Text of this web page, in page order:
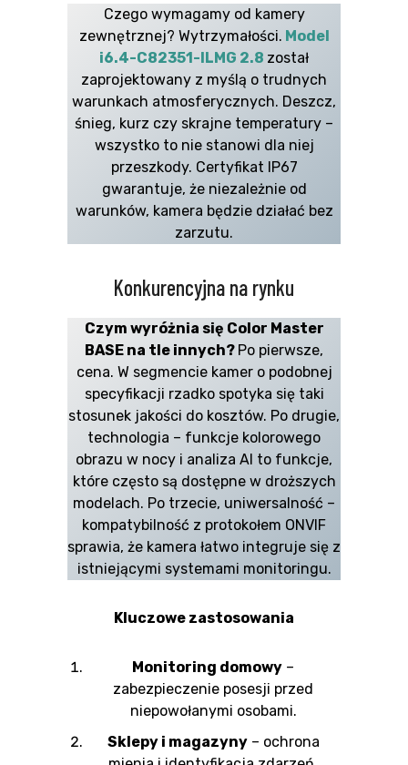
Czego wymagamy od kamery
zewnętrznej? Wytrzymałości. Model
i6.4-C82351-ILMG 2.8 został
zaprojektowany z myślą o trudnych
warunkach atmosferycznych. Deszcz,
śnieg, kurz czy skrajne temperatury –
wszystko to nie stanowi dla niej
przeszkody. Certyfikat IP67
gwarantuje, że niezależnie od
warunków, kamera będzie działać bez
zarzutu.
Konkurencyjna na rynku
Czym wyróżnia się Color Master
BASE na tle innych? Po pierwsze,
cena. W segmencie kamer o podobnej
specyfikacji rzadko spotyka się taki
stosunek jakości do kosztów. Po drugie,
technologia – funkcje kolorowego
obrazu w nocy i analiza AI to funkcje,
które często są dostępne w droższych
modelach. Po trzecie, uniwersalność –
kompatybilność z protokołem ONVIF
sprawia, że kamera łatwo integruje się z
istniejącymi systemami monitoringu.
Kluczowe zastosowania
Monitoring domowy –
zabezpieczenie posesji przed
niepowołanymi osobami.
Sklepy i magazyny– ochrona